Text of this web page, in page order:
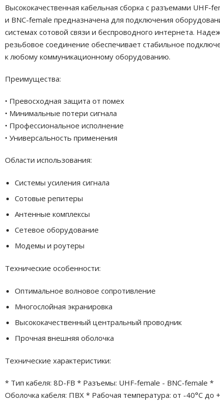
Высококачественная кабельная сборка с разъемами UHF-
и BNC-female предназначена для подключения
системах сотовой связи и беспроводного интернета.
резьбовое соединение обеспечивает стабильное
к любому коммуникационному оборудованию.
Преимущества:
• Превосходная защита от помех
• Минимальные потери сигнала
• Профессиональное исполнение
• Универсальность применения
Области использования:
Системы усиления сигнала
Сотовые репитеры
Антенные комплексы
Сетевое оборудование
Модемы и роутеры
Технические особенности:
Оптимальное волновое сопротивление
Многослойная экранировка
Высококачественный центральный проводник
Прочная внешняя оболочка
Технические характеристики:
* Тип кабеля: 8D-FB * Разъемы: UHF-female - BNC-female *
Оболочка кабеля: ПВХ * Рабочая температура: от -40°C до